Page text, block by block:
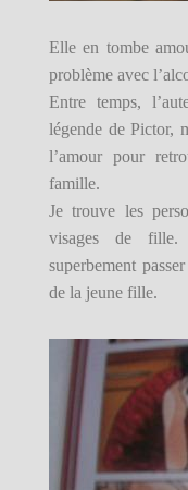
Elle en tombe
problème avec
Entre temps,
légende de Pictor,
l’amour pour
famille.
Je trouve les
visages de
superbement
de la jeune fille.